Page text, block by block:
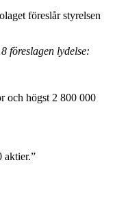
föreslår styrelsen
föreslagen lydelse:
och högst 2 800 000
aktier.”